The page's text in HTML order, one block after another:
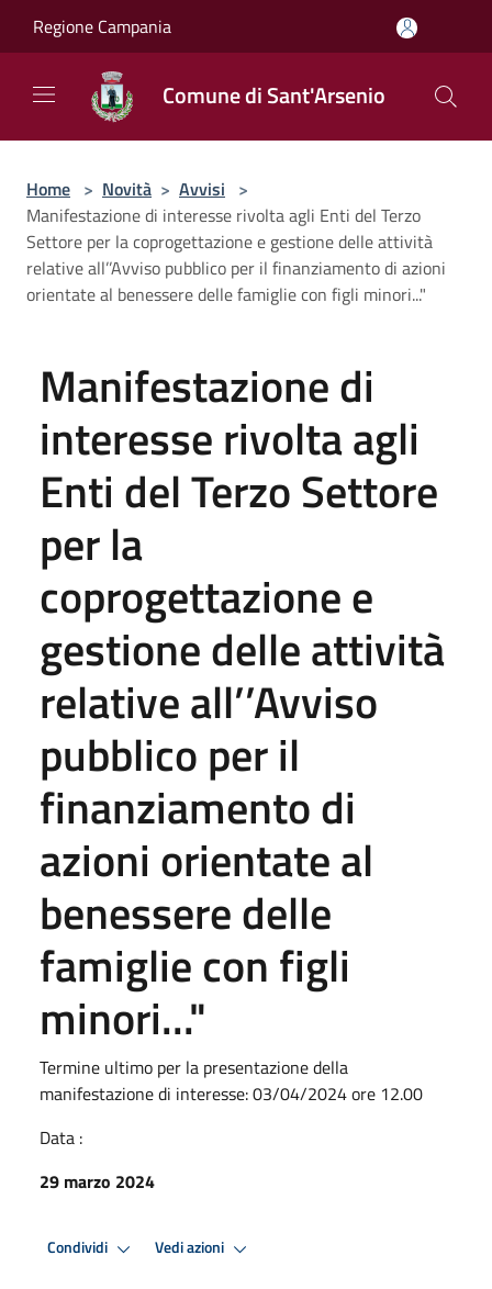
Regione Campania
Comune di Sant'Arsenio
Home > Novità > Avvisi >
Manifestazione di interesse rivolta agli Enti del Terzo
Settore per la coprogettazione e gestione delle attività
relative all’’Avviso pubblico per il finanziamento di azioni
orientate al benessere delle famiglie con figli minori..."
Manifestazione di
interesse rivolta agli
Enti del Terzo Settore
per la
coprogettazione e
gestione delle attività
relative all’’Avviso
pubblico per il
finanziamento di
azioni orientate al
benessere delle
famiglie con figli
minori..."
Termine ultimo per la presentazione della
manifestazione di interesse: 03/04/2024 ore 12.00
Data :
29 marzo 2024
Condividi Vedi azioni